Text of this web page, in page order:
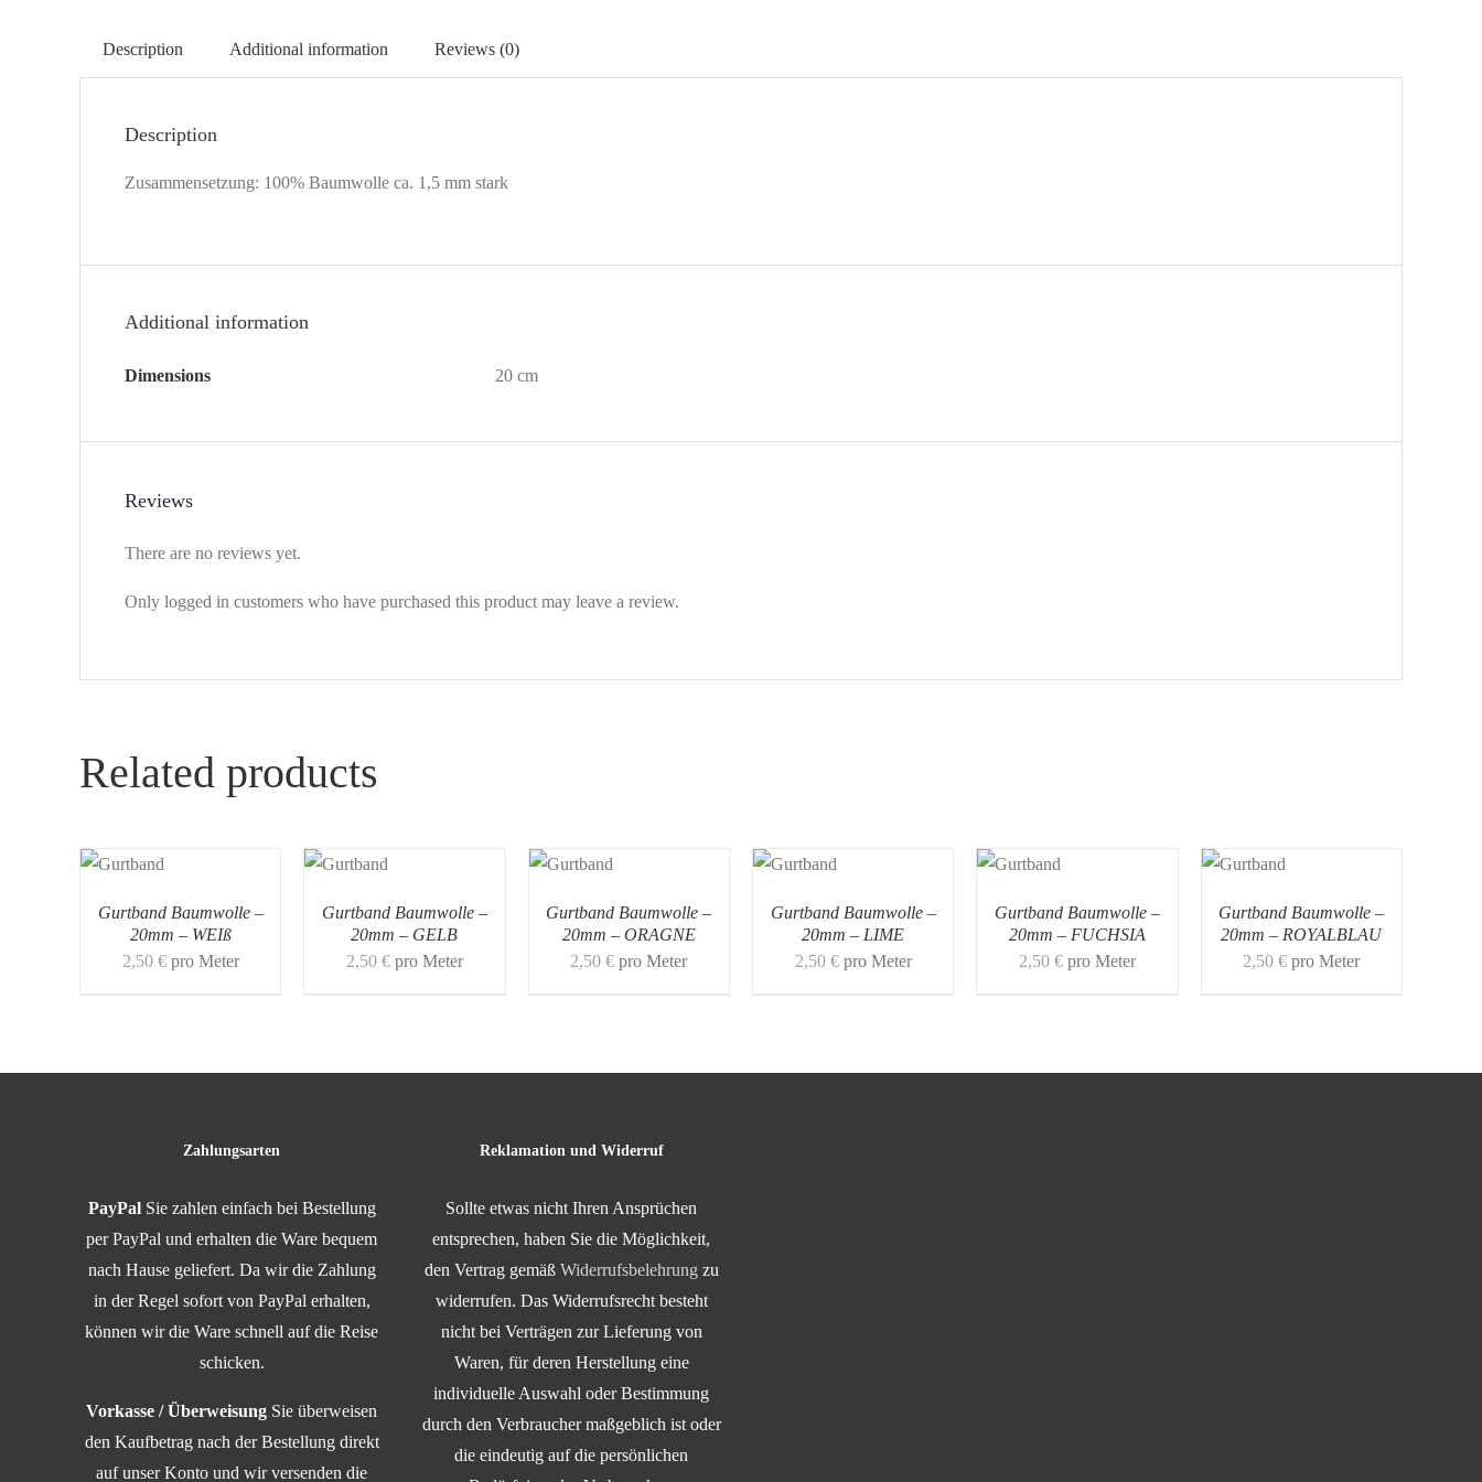
Description Additional information Reviews (0)
Description
Zusammensetzung: 100% Baumwolle ca. 1,5 mm stark
Additional information
Dimensions 20 cm
Reviews
There are no reviews yet.
Only logged in customers who have purchased this product may leave a review.
Related products
Gurtband Baumwolle –
20mm – WEIß
2,50 € pro Meter
CART
Gurtband Baumwolle –
20mm – GELB
2,50 € pro Meter
CART
Gurtband Baumwolle –
20mm – ORAGNE
2,50€ pro Meter
CART
Gurtband Baumwolle –
20mm – LIME
2,50 € pro Meter
CART
Gurtband Baumwolle –
20mm – FUCHSIA
2,50 € pro Meter
CART
Gurtband Baumwolle –
20mm – ROYALBLAU
2,50€ pro Meter
Zahlungsarten
PayPal Sie zahlen einfach bei Bestellung
per PayPal und erhalten die Ware bequem
nach Hause geliefert. Da wir die Zahlung
in der Regel sofort von PayPal erhalten,
können wir die Ware schnell auf die Reise
schicken.
Vorkasse / Überweisung Sie überweisen
den Kaufbetrag nach der Bestellung direkt
auf unser Konto und wir versenden die
Reklamation und Widerruf
Sollte etwas nicht Ihren Ansprüchen
entsprechen, haben Sie die Möglichkeit,
den Vertrag gemäß Widerrufsbelehrung zu
widerrufen. Das Widerrufsrecht besteht
nicht bei Verträgen zur Lieferung von
Waren, für deren Herstellung eine
individuelle Auswahl oder Bestimmung
durch den Verbraucher maßgeblich ist oder
die eindeutig auf die persönlichen